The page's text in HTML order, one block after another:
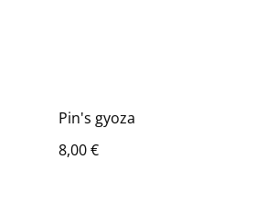
Pin's gyoza
8,00 €